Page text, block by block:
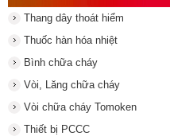
Thang dây thoát hiểm
Thuốc hàn hóa nhiệt
Bình chữa cháy
Vòi, Lăng chữa cháy
Vòi chữa cháy Tomoken
Thiết bị PCCC